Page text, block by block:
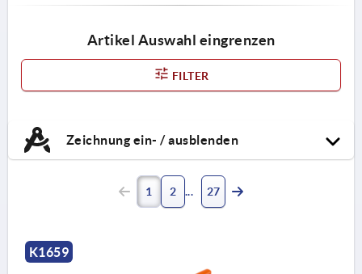
Artikel Auswahl eingrenzen
FILTER
Zeichnung ein- / ausblenden
1 2 27
K1659